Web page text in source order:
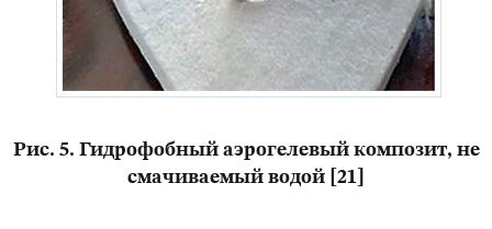
Рис. 5. Гидрофобный аэрогелевый композит, не
смачиваемый водой [21]